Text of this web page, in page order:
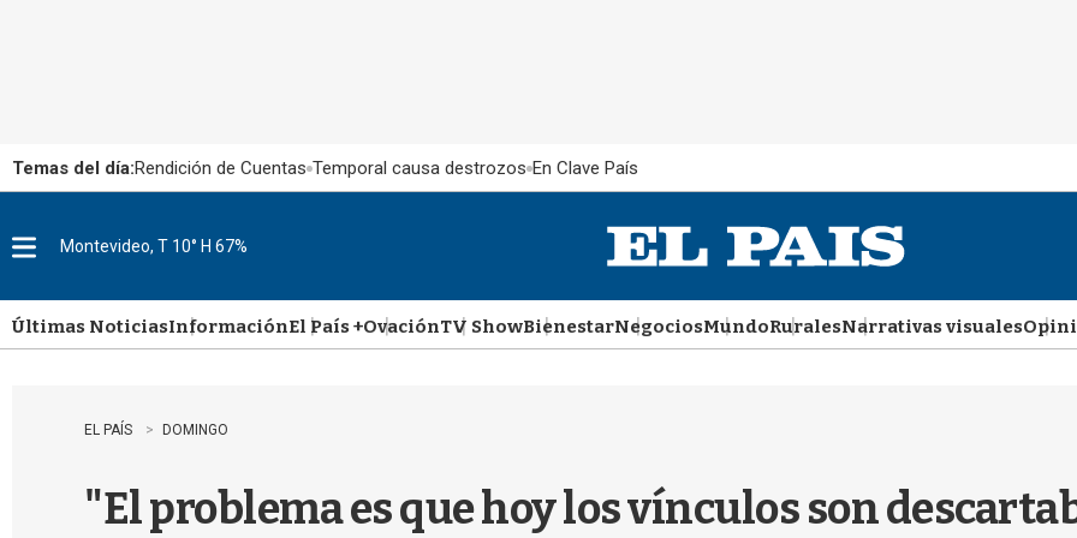
Temas del día:Rendición de Cuentas Temporal causa destrozos En Clave País
u
Montevideo, T 10° H 67%
Últimas NoticiasInformaciónEl País +OvaciónTV ShowBienestarNegociosMundoRuralesNarrativas visuales
EL PAÍS DOMINGO
"El problema es que hoy los vínculos son